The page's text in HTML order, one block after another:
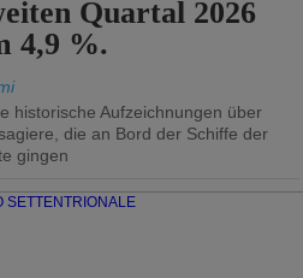
Quartal 2026
4,9 %.
historische Aufzeichnungen über
die an Bord der Schiffe der
gingen